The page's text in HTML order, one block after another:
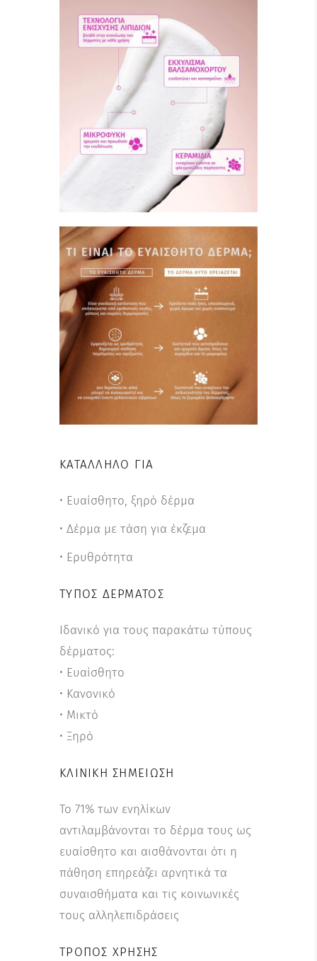
ΚΑΤΆΛΛΗΛΟ ΓΙΑ
• Ευαίσθητο, ξηρό δέρμα
• Δέρμα με τάση για έκζεμα
• Ερυθρότητα
ΤΎΠΟΣ ΔΈΡΜΑΤΟΣ
Ιδανικό για τους παρακάτω τύπους
δέρματος:
• Ευαίσθητο
• Κανονικό
• Μικτό
• Ξηρό
ΚΛΙΝΙΚΉ ΣΗΜΕΊΩΣΗ
Το 71% των ενηλίκων
αντιλαμβάνονται το δέρμα τους ως
ευαίσθητο και αισθάνονται ότι η
πάθηση επηρεάζει αρνητικά τα
συναισθήματα και τις κοινωνικές
τους αλληλεπιδράσεις
ΤΡΌΠΟΣ ΧΡΉΣΗΣ